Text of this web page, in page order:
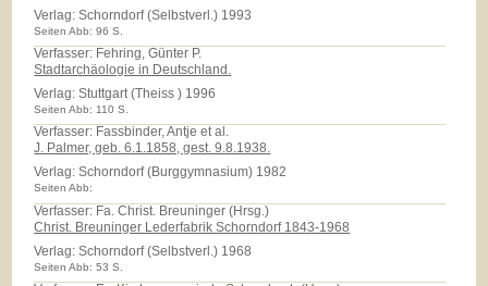
Verlag:Schorndorf (Selbstverl.) 1993
Seiten Abb: 96 S.
Verfasser: Fehring, Günter P.
Stadtarchäologie in Deutschland.
Verlag:Stuttgart (Theiss ) 1996
Seiten Abb: 110 S.
Verfasser: Fassbinder, Antje et al.
J. Palmer, geb. 6.1.1858, gest. 9.8.1938.
Verlag:Schorndorf (Burggymnasium) 1982
Seiten Abb:
Verfasser: Fa. Christ. Breuninger (Hrsg.)
Christ. Breuninger Lederfabrik Schorndorf 1843-1968
Verlag:Schorndorf (Selbstverl.) 1968
Seiten Abb: 53 S.